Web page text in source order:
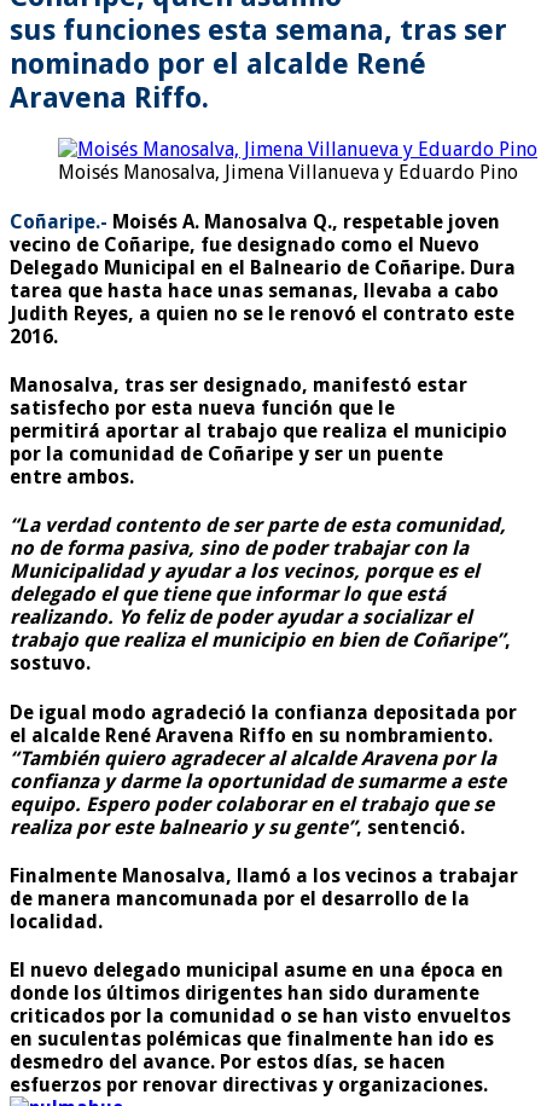
sus funciones esta semana, tras ser
nominado por el alcalde René
Aravena Riffo.
Moisés Manosalva, Jimena Villanueva y Eduardo Pino
Coñaripe.- Moisés A. Manosalva Q., respetable joven
vecino de Coñaripe, fue designado como el Nuevo
Delegado Municipal en el Balneario de Coñaripe. Dura
tarea que hasta hace unas semanas, llevaba a cabo
Judith Reyes, a quien no se le renovó el contrato este
2016.
Manosalva, tras ser designado, manifestó estar
satisfecho por esta nueva función que le
permitirá aportar al trabajo que realiza el municipio
por la comunidad de Coñaripe y ser un puente
entre ambos.
“La verdad contento de ser parte de esta comunidad,
no de forma pasiva, sino de poder trabajar con la
Municipalidad y ayudar a los vecinos, porque es el
delegado el que tiene que informar lo que está
realizando. Yo feliz de poder ayudar a socializar el
trabajo que realiza el municipio en bien de Coñaripe”,
sostuvo.
De igual modo agradeció la confianza depositada por
el alcalde René Aravena Riffo en su nombramiento.
“También quiero agradecer al alcalde Aravena por la
confianza y darme la oportunidad de sumarme a este
equipo. Espero poder colaborar en el trabajo que se
realiza por este balneario y su gente”, sentenció.
Finalmente Manosalva, llamó a los vecinos a trabajar
de manera mancomunada por el desarrollo de la
localidad.
El nuevo delegado municipal asume en una época en
donde los últimos dirigentes han sido duramente
criticados por la comunidad o se han visto envueltos
en suculentas polémicas que finalmente han ido es
desmedro del avance. Por estos días, se hacen
esfuerzos por renovar directivas y organizaciones.